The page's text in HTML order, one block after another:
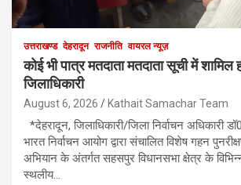
उत्तराखण्ड देहरादून राजनीति वायरल न्यूज़
कोई भी पात्र मतदाता मतदाता सूची में
जिलाधिकारी
August 6, 2026 Kathait Samachar Team
*देहरादून, जिलाधिकारी/जिला निर्वाचन अधिकारी
भारत निर्वाचन आयोग द्वारा संचालित विशेष गहन
अभियान के अंतर्गत सहसपुर विधानसभा क्षेत्र के
स्थलीय…